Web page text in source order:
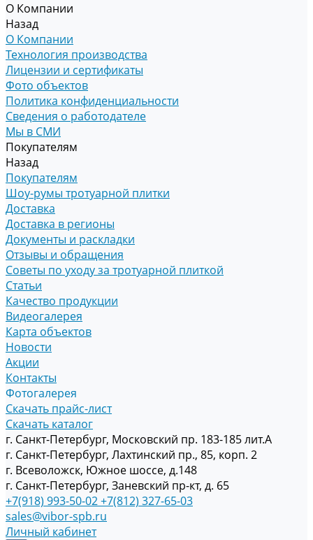
О Компании
Назад
О Компании
Технология производства
Лицензии и сертификаты
Фото объектов
Политика конфиденциальности
Сведения о работодателе
Мы в СМИ
Покупателям
Назад
Покупателям
Шоу-румы тротуарной плитки
Доставка
Доставка в регионы
Документы и раскладки
Отзывы и обращения
Советы по уходу за тротуарной плиткой
Статьи
Качество продукции
Видеогалерея
Карта объектов
Новости
Акции
Контакты
Фотогалерея
Скачать прайс-лист
Скачать каталог
г. Санкт-Петербург, Московский пр. 183-185 лит.А
г. Санкт-Петербург, Лахтинский пр., 85, корп. 2
г. Всеволожск, Южное шоссе, д.148
г. Санкт-Петербург, Заневский пр-кт, д. 65
+7(918) 993-50-02+7(812) 327-65-03
sales@vibor-spb.ru
Личный кабинет